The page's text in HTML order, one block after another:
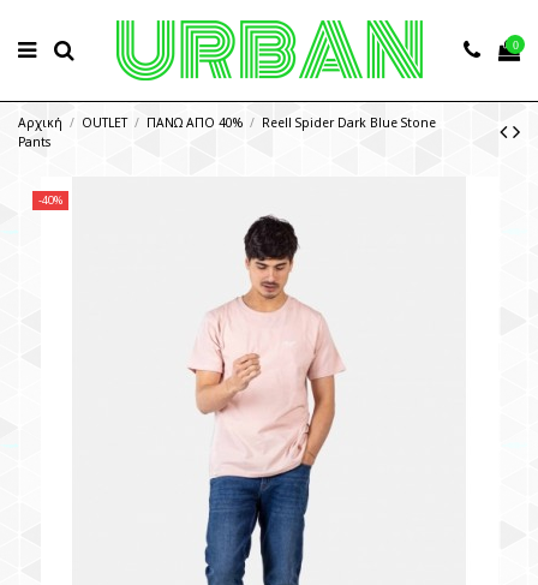
0
Αρχική OUTLET ΠΑΝΩ ΑΠΟ 40%
Reell Spider Dark Blue Stone
Pants
-40%